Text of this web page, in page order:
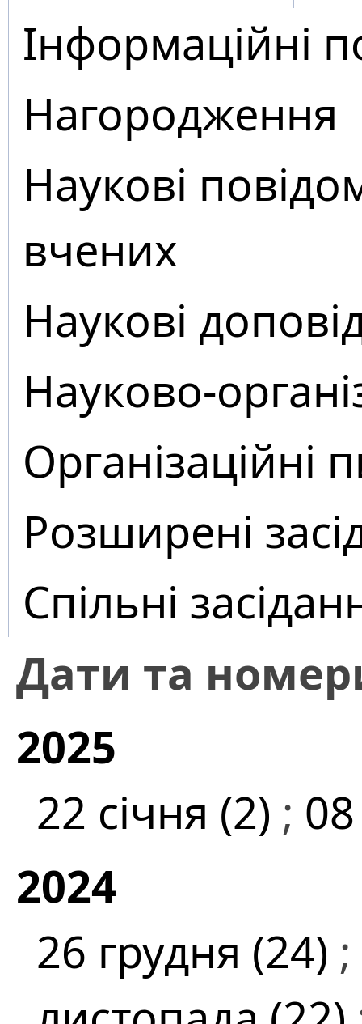
Інформаційні
Нагородження
Наукові
вчених
Наукові
Науково-
Організаційні
Розширені
Спільні
Дати та
2025
22 січня (2) ;
2024
26 грудня (24) ;